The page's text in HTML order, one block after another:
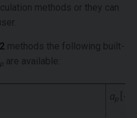
methods or they can
methods the following built-
p are available:
αp